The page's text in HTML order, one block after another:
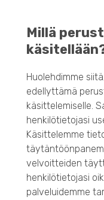
Millä
Huolehdimme
edellyttämä
käsittelemiselle.
henkilötietojasi
Käsittelemme
velvoitteiden
henkilötietojasi
palveluidemme